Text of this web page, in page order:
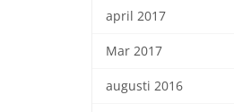
april 2017
Mar 2017
augusti 2016